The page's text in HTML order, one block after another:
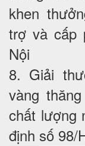
khen
trợ và cấp
Nội
8. Giải
vàng
chất lượng
định số 98/